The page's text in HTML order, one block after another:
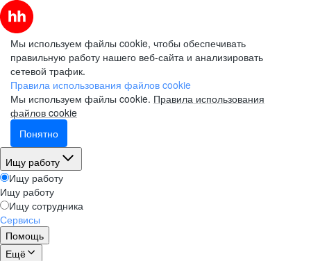
Мы используем файлы cookie, чтобы обеспечивать
правильную работу нашего веб-сайта и анализировать
сетевой трафик.
Правила использования файлов cookie
Мы используем файлы cookie. Правила использования
файлов cookie
Понятно
Ищу работу
Ищу работу
Ищу работу
Ищу сотрудника
Сервисы
Помощь
Ещё